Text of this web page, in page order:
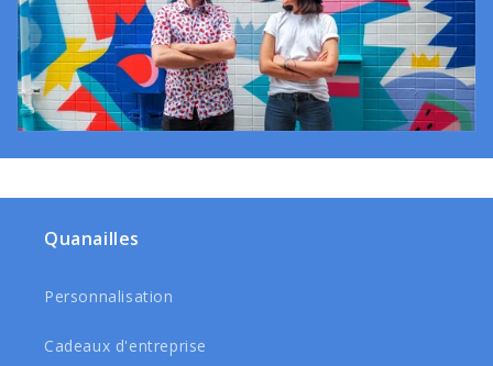
Quanailles
Personnalisation
Cadeaux d'entreprise